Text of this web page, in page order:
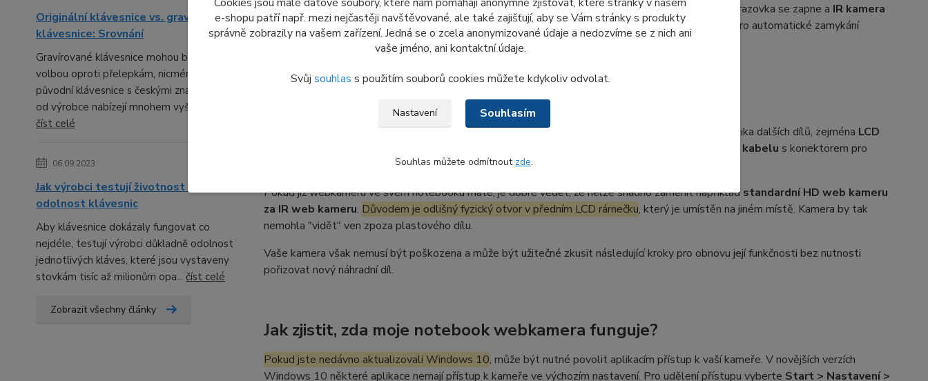
Originální klávesnice vs. gravírované
klávesnice: Srovnání
Gravírované klávesnice mohou být lepší
volbou oproti přelepkám, nicméně
původní klávesnice s českými znaky přímo
od výrobce nabízejí mnohem vyšší kval...
číst celé
06.09.2023
Jak výrobci testují životnost a
odolnost klávesnic
Aby klávesnice dokázaly fungovat co
nejdéle, testují výrobci důkladně odolnost
jednotlivých kláves, které jsou vystaveny
stovkám tisíc až milionům opa... číst celé
Zobrazit všechny články
bezpečnosti a pohodlí. Když se vzdálíte od notebooku, obrazovka se vypne a jakmile se vrátíte, obrazovka se zapne a IR kamera
začne hledat váš obličej pro přihlášení. Proximity senzorbezWindows Helloje stále užitečný pro automatické zamykání
vašeho notebooku, když u něj nejste.
Co zvážit před výměnou web kamery HD u notebooku DELL
Pokud váš notebook dosud žádnou webkameru neměl, její instalace bude zahrnovat i výměnu několika dalších dílů, zejména LCD
EDP display kabelu s konektorem pro
Pokud již webkameru ve svém notebooku máte, je dobré vědět, že nelze snadno zaměnit například standardní HD web kameru
za IR web kameru. Důvodem je odlišný fyzický otvor v předním LCD rámečku, který je umístěn na jiném místě. Kamera by tak
nemohla "vidět" ven zpoza plastového dílu.
Vaše kamera však nemusí být poškozena a může být užitečné zkusit následující kroky pro obnovu její funkčnosti bez nutnosti
pořizovat nový náhradní díl.
Jak zjistit, zda moje notebook webkamera funguje?
Pokud jste nedávno aktualizovali Windows 10, může být nutné povolit aplikacím přístup k vaší kameře. V novějších verzích
Windows 10 některé aplikace nemají přístup k kameře ve výchozím nastavení. Pro udělení přístupu vyberte Start > Nastavení >
e-shopu patří např. mezi nejčastěji navštěvované, ale také zajišťují, aby se Vám stránky s produkty
správně zobrazily na vašem zařízení. Jedná se o zcela anonymizované údaje a nedozvíme se z nich ani
vaše jméno, ani kontaktní údaje.
Svůj souhlas s použitím souborů cookies můžete kdykoliv odvolat.
Nastavení Souhlasím
Souhlas můžete odmítnout zde.